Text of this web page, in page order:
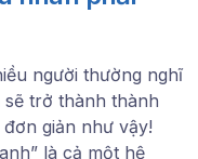
người thường nghĩ
trở thành thành
giản như vậy!
là cả một hệ